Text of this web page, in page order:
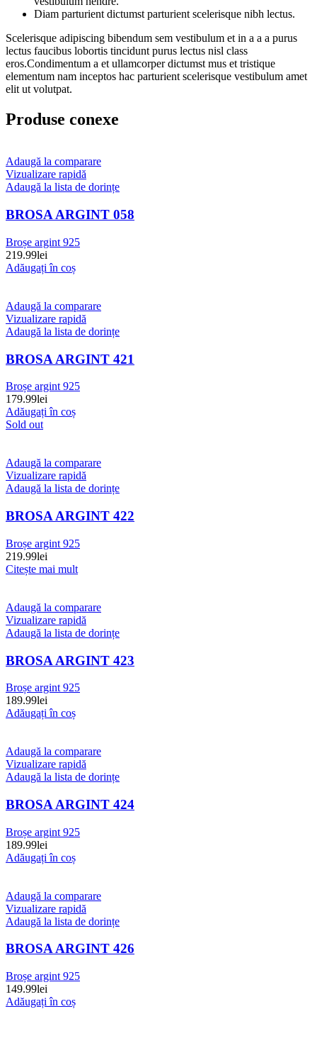
Diam parturient dictumst parturient scelerisque nibh lectus.
Scelerisque adipiscing bibendum sem vestibulum et in a a a purus
lectus faucibus lobortis tincidunt purus lectus nisl class
eros.Condimentum a et ullamcorper dictumst mus et tristique
elementum nam inceptos hac parturient scelerisque vestibulum amet
elit ut volutpat.
Produse conexe
Adaugă la comparare
Vizualizare rapidă
Adaugă la lista de dorințe
BROSA ARGINT 058
Broșe argint 925
219.99lei
Adăugați în coș
Adaugă la comparare
Vizualizare rapidă
Adaugă la lista de dorințe
BROSA ARGINT 421
Broșe argint 925
179.99lei
Adăugați în coș
Sold out
Adaugă la comparare
Vizualizare rapidă
Adaugă la lista de dorințe
BROSA ARGINT 422
Broșe argint 925
219.99lei
Citește mai mult
Adaugă la comparare
Vizualizare rapidă
Adaugă la lista de dorințe
BROSA ARGINT 423
Broșe argint 925
189.99lei
Adăugați în coș
Adaugă la comparare
Vizualizare rapidă
Adaugă la lista de dorințe
BROSA ARGINT 424
Broșe argint 925
189.99lei
Adăugați în coș
Adaugă la comparare
Vizualizare rapidă
Adaugă la lista de dorințe
BROSA ARGINT 426
Broșe argint 925
149.99lei
Adăugați în coș